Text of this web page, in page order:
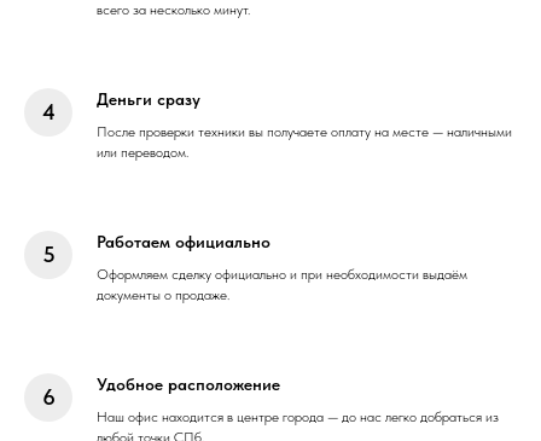
всего за несколько минут.
Деньги сразу
После проверки техники вы получаете оплату на месте — наличными
или переводом.
Работаем официально
Оформляем сделку официально и при необходимости выдаём
документы о продаже.
Удобное расположение
Наш офис находится в центре города — до нас легко добраться из
любой точки СПб.